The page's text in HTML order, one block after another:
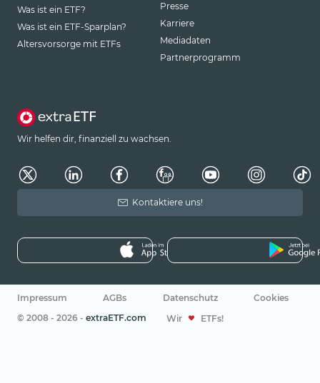
Was ist ein ETF?
Was ist ein ETF-Sparplan?
Altersvorsorge mit ETFs
Presse
Karriere
Mediadaten
Partnerprogramm
Wir helfen dir, finanziell zu wachsen.
Kontaktiere uns!
Impressum AGBs Datenschutz
Cookies
© 2008 - 2026 - extraETF.com Wir ETFs!